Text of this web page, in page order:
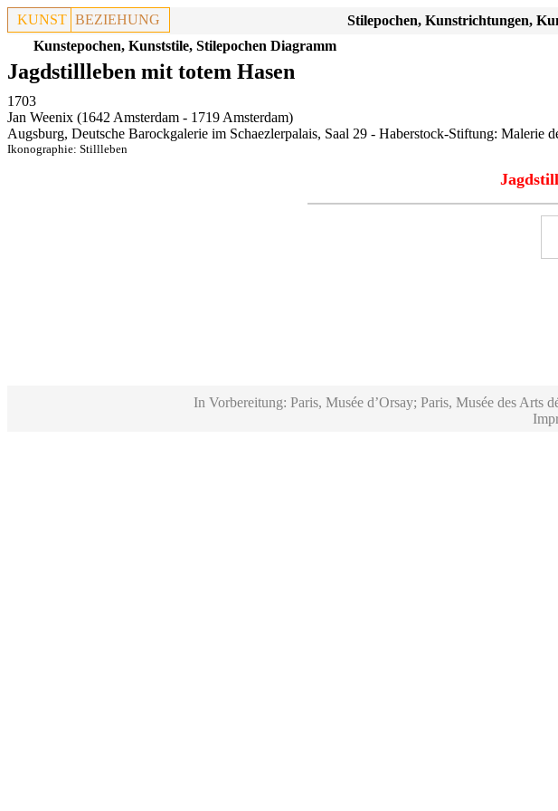
KUNST BEZIEHUNG
Stilepochen, Kunstrichtungen,
Kunstepochen, Kunststile, Stilepochen Diagramm
Jagdstillleben mit totem Hasen
1703
Jan Weenix (1642 Amsterdam - 1719 Amsterdam)
Augsburg, Deutsche Barockgalerie im Schaezlerpalais, Saal 29 - Haberstock-Stiftung: Malerie
Ikonographie: Stillleben
In Vorbereitung: Paris, Musée d’Orsay; Paris, Musée des